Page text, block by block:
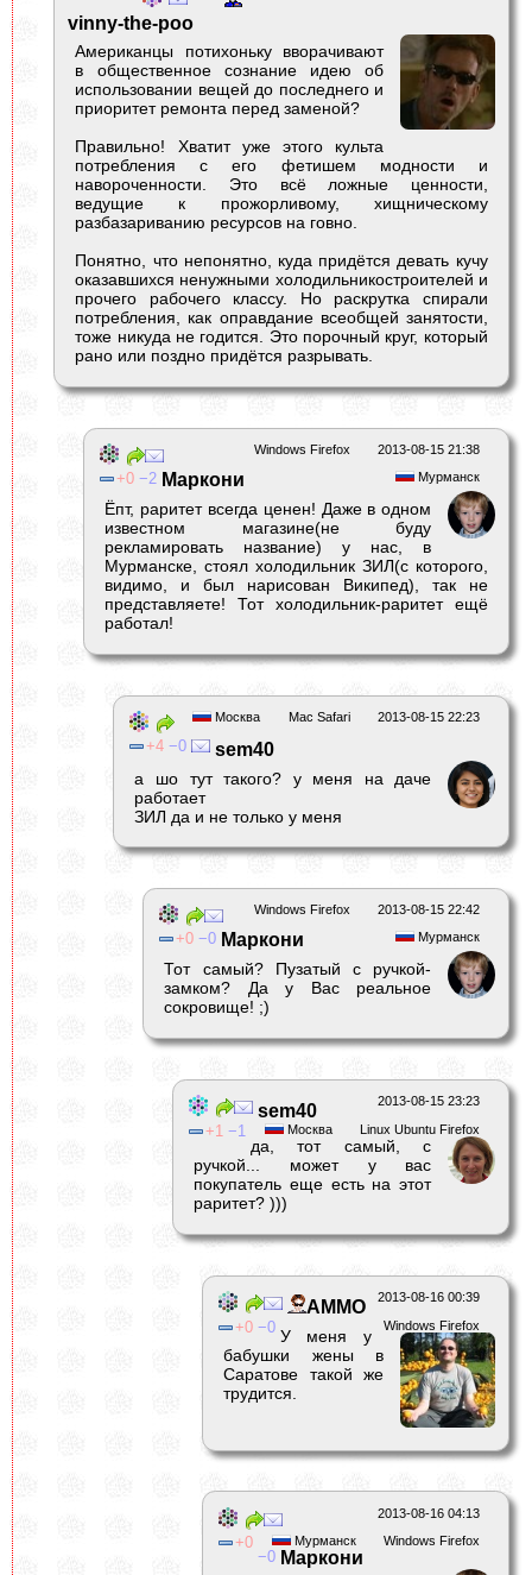
vinny-the-poo
Американцы потихоньку вворачивают
в общественное сознание идею об
использовании вещей до последнего и
приоритет ремонта перед заменой?
Правильно! Хватит уже этого культа
потребления с его фетишем модности и
навороченности. Это всё ложные ценности,
ведущие к прожорливому, хищническому
разбазариванию ресурсов на говно.
Понятно, что непонятно, куда придётся девать кучу
оказавшихся ненужными холодильникостроителей и
прочего рабочего классу. Но раскрутка спирали
потребления, как оправдание всеобщей занятости,
тоже никуда не годится. Это порочный круг, который
рано или поздно придётся разрывать.
2013-08-15 21:38
Windows Firefox
Мурманск
0 2 Маркони
Ёпт, раритет всегда ценен! Даже в одном
известном магазине(не буду
рекламировать название) у нас, в
Мурманске, стоял холодильник ЗИЛ(с которого,
видимо, и был нарисован Википед), так не
представляете! Тот холодильник-раритет ещё
работал!
2013-08-15 22:23
Mac Safari
Москва
4 0 sem40
а шо тут такого? у меня на даче
работает
ЗИЛ да и не только у меня
2013-08-15 22:42
Windows Firefox
Мурманск
0 0 Маркони
Тот самый? Пузатый с ручкой-
замком? Да у Вас реальное
сокровище! ;)
2013-08-15 23:23
Linux Ubuntu Firefox
Москва
1 1
sem40
да, тот самый, с
ручкой... может у вас
покупатель еще есть на этот
раритет? )))
2013-08-16 00:39
Windows Firefox
0 0
AMMO
У меня у
бабушки жены в
Саратове такой же
трудится.
2013-08-16 04:13
Windows Firefox
Мурманск
0
0 Маркони